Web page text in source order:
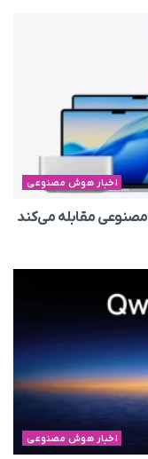
اخبار هوش مصنوعی
مقابله می‌کند
اخبار هوش مصنوعی